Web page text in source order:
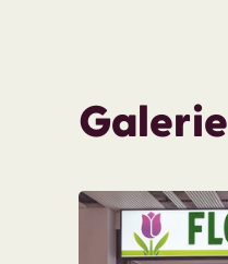
Galerie